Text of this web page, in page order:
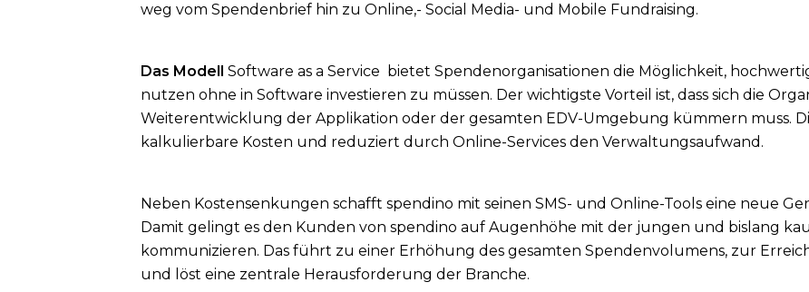
weg vom Spendenbrief hin zu Online,- Social Media- und Mobile Fundraising.
Das Modell Software as a Service bietet Spendenorganisationen die Möglichkeit,
nutzen ohne in Software investieren zu müssen. Der wichtigste Vorteil ist, dass sich die
Weiterentwicklung der Applikation oder der gesamten EDV-Umgebung kümmern muss.
kalkulierbare Kosten und reduziert durch Online-Services den Verwaltungsaufwand.
Neben Kostensenkungen schafft spendino mit seinen SMS- und Online-Tools eine neue
Damit gelingt es den Kunden von spendino auf Augenhöhe mit der jungen und bislang
kommunizieren. Das führt zu einer Erhöhung des gesamten Spendenvolumens, zur
und löst eine zentrale Herausforderung der Branche.